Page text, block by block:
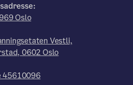
Oslo
Vestli,
0602 Oslo
45610096